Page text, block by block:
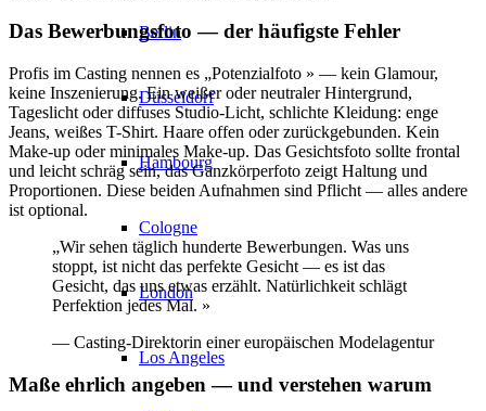
Berlin
Düsseldorf
Hambourg
Cologne
London
Los Angeles
Das Bewerbungsfoto — der häufigste Fehler
Profis im Casting nennen es „Potenzialfoto » — kein Glamour,
keine Inszenierung. Ein weißer oder neutraler Hintergrund,
Tageslicht oder diffuses Studio-Licht, schlichte Kleidung: enge
Jeans, weißes T-Shirt. Haare offen oder zurückgebunden. Kein
Make-up oder minimales Make-up. Das Gesichtsfoto sollte frontal
und leicht schräg sein, das Ganzkörperfoto zeigt Haltung und
Proportionen. Diese beiden Aufnahmen sind Pflicht — alles andere
ist optional.
„Wir sehen täglich hunderte Bewerbungen. Was uns
stoppt, ist nicht das perfekte Gesicht — es ist das
Gesicht, das uns etwas erzählt. Natürlichkeit schlägt
Perfektion jedes Mal. »
— Casting-Direktorin einer europäischen Modelagentur
Maße ehrlich angeben — und verstehen warum